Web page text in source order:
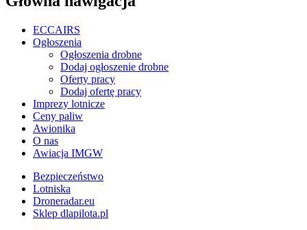
ECCAIRS
Ogłoszenia
Ogłoszenia drobne
Dodaj ogłoszenie drobne
Oferty pracy
Dodaj ofertę pracy
Imprezy lotnicze
Ceny paliw
Awionika
O nas
Awiacja IMGW
Bezpieczeństwo
Lotniska
Droneradar.eu
Sklep dlapilota.pl